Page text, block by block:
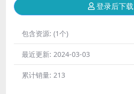
登录后下载
包含资源: (1个)
最近更新: 2024-03-03
累计销量: 213